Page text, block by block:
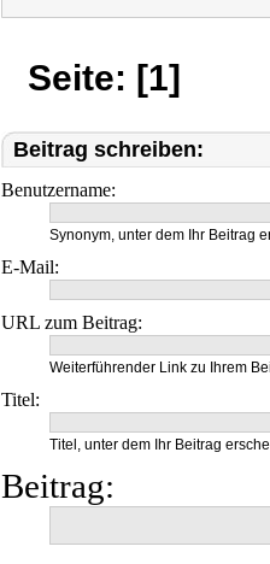
Seite: [1]
Beitrag schreiben:
Benutzername:
Synonym, unter dem Ihr Beitrag
E-Mail:
URL zum Beitrag:
Weiterführender Link zu Ihrem
Titel:
Titel, unter dem Ihr Beitrag
Beitrag: